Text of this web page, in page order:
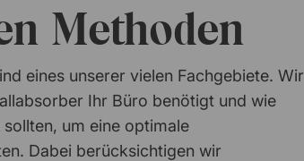
Methoden
eines unserer vielen Fachgebiete. Wir
Ihr Büro benötigt und wie
um eine optimale
Dabei berücksichtigen wir